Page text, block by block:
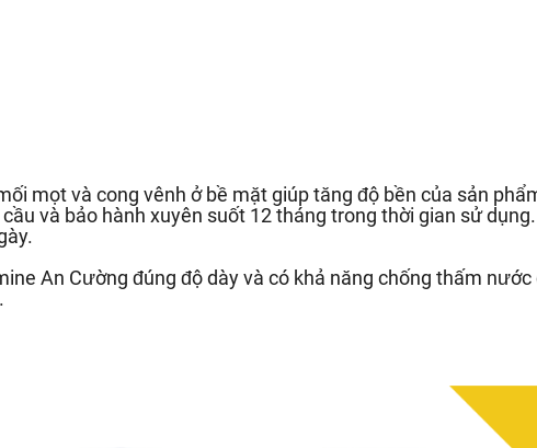
mọt và cong vênh ở bề mặt giúp tăng độ bền của sản
và bảo hành xuyên suốt 12 tháng trong thời gian sử dụng.
An Cường đúng độ dày và có khả năng chống thấm